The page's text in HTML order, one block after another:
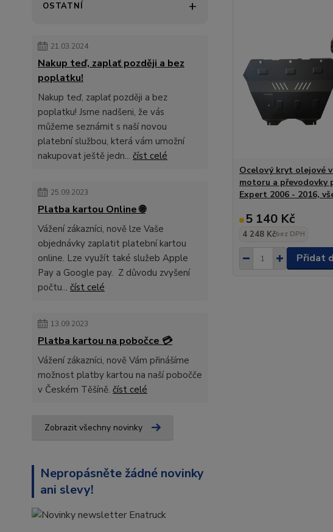
OSTATNÍ
21.03.2024
Nakup teď, zaplať později a bez
poplatku!
Nakup teď, zaplať později a bez
poplatku! Jsme nadšeni, že vás
můžeme seznámit s naší novou
platební službou, která vám umožní
nakupovat ještě jedn... číst celé
25.09.2023
Platba kartou Online 🌐
Vážení zákazníci, nově lze Vaše
objednávky zaplatit platební kartou
online. Lze využít také služeb Apple
Pay a Google pay. Z důvodu zvyšení
počtu... číst celé
13.09.2023
Platba kartou na pobočce 💳
Vážení zákazníci, nově Vám přinášíme
možnost platby kartou na naší pobočče
v Českém Těšíně. číst celé
Zobrazit všechny novinky
Nepropásněte žádné novinky
ani slevy!
Ocelový kryt olejové
motoru a převodovky
Expert 2006 - 2016,
5 140 Kč
4 248 Kčbez DPH
Přidat